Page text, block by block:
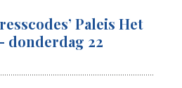
Paleis Het
donderdag 22